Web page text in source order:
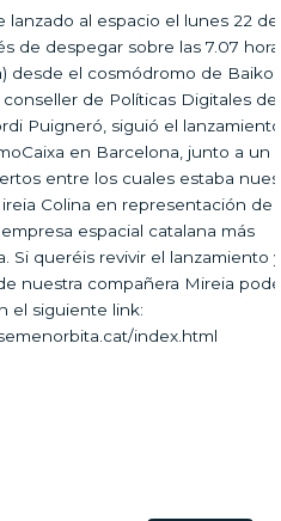
lanzado al espacio el lunes 22 de
de despegar sobre las 7.07
desde el cosmódromo de
conseller de Políticas Digitales de
Puigneró, siguió el
en Barcelona, junto a un
entre los cuales estaba
Colina en representación de
espacial catalana más
Si queréis revivir el lanzamiento
nuestra compañera Mireia
el siguiente link:
index.html